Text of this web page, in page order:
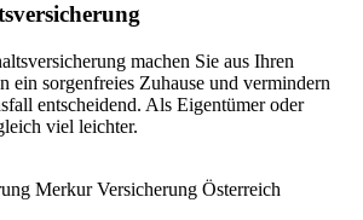
machen Sie aus Ihren
ein sorgenfreies Zuhause und vermindern
entscheidend. Als Eigentümer oder
viel leichter.